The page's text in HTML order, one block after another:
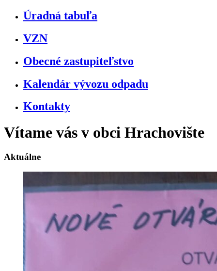
Úradná tabuľa
VZN
Obecné zastupiteľstvo
Kalendár vývozu odpadu
Kontakty
Vítame vás v obci Hrachovište
Aktuálne